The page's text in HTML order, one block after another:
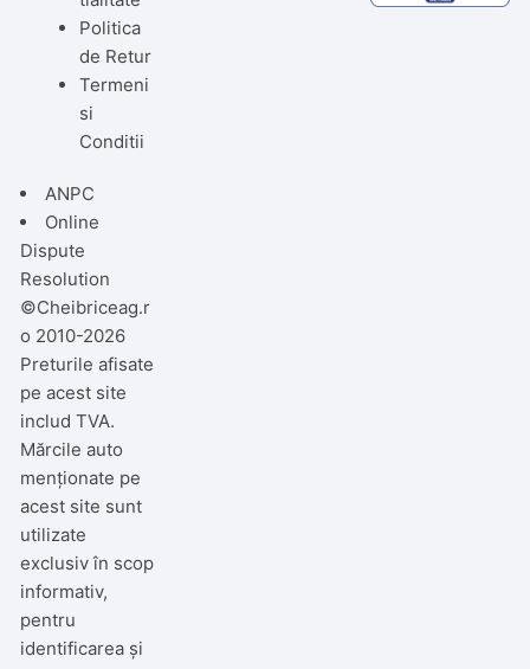
Politica
de Retur
Termeni
si
Conditii
ANPC
Online
Dispute
Resolution
©Cheibriceag.r
o 2010-2026
Preturile afisate
pe acest site
includ TVA.
Mărcile auto
menționate pe
acest site sunt
utilizate
exclusiv în scop
informativ,
pentru
identificarea și